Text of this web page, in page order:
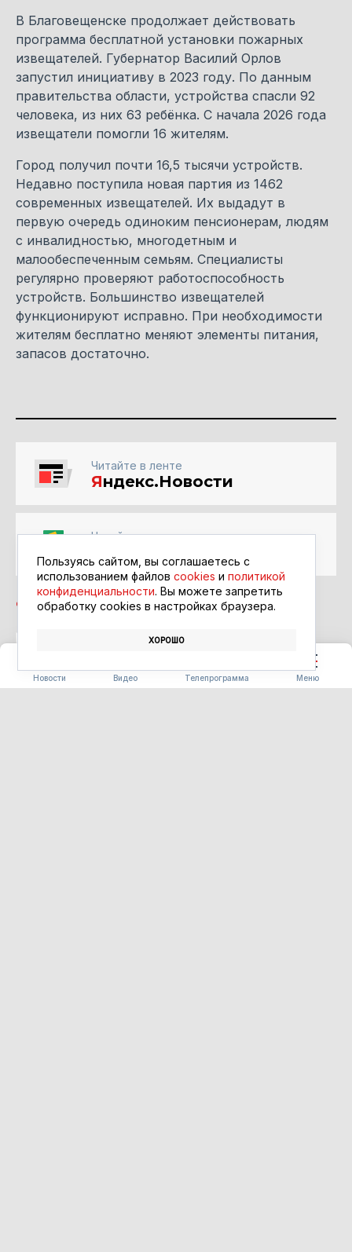
Новости Видео Телепрограмма Меню
В Благовещенске продолжает действовать
программа бесплатной установки пожарных
извещателей. Губернатор Василий Орлов
запустил инициативу в 2023 году. По данным
правительства области, устройства спасли 92
человека, из них 63 ребёнка. С начала 2026 года
извещатели помогли 16 жителям.
Город получил почти 16,5 тысячи устройств.
Недавно поступила новая партия из 1462
современных извещателей. Их выдадут в
первую очередь одиноким пенсионерам, людям
с инвалидностью, многодетным и
малообеспеченным семьям. Специалисты
регулярно проверяют работоспособность
устройств. Большинство извещателей
функционируют исправно. При необходимости
жителям бесплатно меняют элементы питания,
запасов достаточно.
Читайте в ленте
Яндекс.Новости
Читайте в ленте
ПОЖАРНЫЕ ИЗВЕЩАТЕЛИ
Пользуясь сайтом, вы соглашаетесь с
использованием файлов cookies и политикой
конфиденциальности. Вы можете запретить
обработку сookies в настройках браузера.
ХОРОШО